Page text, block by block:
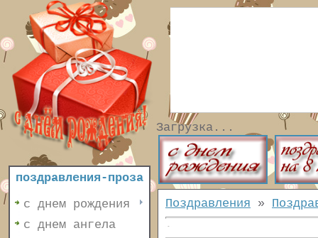
поздравления-проза
с днем рождения
с днем ангела
Загрузка...
Поздравления »